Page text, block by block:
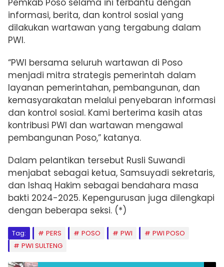
Pemkab Poso selama ini terbantu dengan
informasi, berita, dan kontrol sosial yang
dilakukan wartawan yang tergabung dalam
PWI.
“PWI bersama seluruh wartawan di Poso
menjadi mitra strategis pemerintah dalam
layanan pemerintahan, pembangunan, dan
kemasyarakatan melalui penyebaran informasi
dan kontrol sosial. Kami berterima kasih atas
kontribusi PWI dan wartawan mengawal
pembangunan Poso,” katanya.
Dalam pelantikan tersebut Rusli Suwandi
menjabat sebagai ketua, Samsuyadi sekretaris,
dan Ishaq Hakim sebagai bendahara masa
bakti 2024-2025. Kepengurusan juga dilengkapi
dengan beberapa seksi. (*)
Tag: PERS POSO PWI
PWI POSO
PWI SULTENG